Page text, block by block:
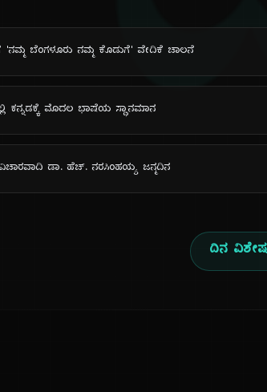
'ನಮ್ಮ ಬೆಂಗಳೂರು ನಮ್ಮ ಕೊಡುಗೆ' ವೇದಿಕೆ ಚಾಲನೆ
ಕನ್ನಡಕ್ಕೆ ಮೊದಲ ಭಾಷೆಯ ಸ್ಥಾನಮಾನ
ವಿಚಾರವಾದಿ ಡಾ. ಹೆಚ್. ನರಸಿಂಹಯ್ಯ ಜನ್ಮದಿನ
ದಿನ